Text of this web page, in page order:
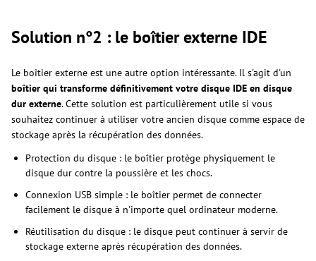
Solution n°2 : le boîtier externe IDE
Le boîtier externe est une autre option intéressante. Il s'agit d'un
boîtier qui transforme définitivement votre disque IDE en disque
dur externe. Cette solution est particulièrement utile si vous
souhaitez continuer à utiliser votre ancien disque comme espace de
stockage après la récupération des données.
Protection du disque : le boîtier protège physiquement le
disque dur contre la poussière et les chocs.
Connexion USB simple : le boîtier permet de connecter
facilement le disque à n'importe quel ordinateur moderne.
Réutilisation du disque : le disque peut continuer à servir de
stockage externe après récupération des données.